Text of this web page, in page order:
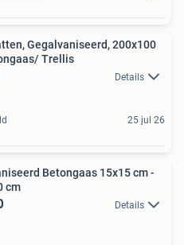
Gegalvaniseerd, 200x100
Trellis
Details
25 jul 26
Betongaas 15x15 cm -
cm
Details